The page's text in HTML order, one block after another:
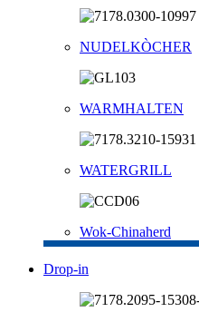
NUDELKÒCHER
WARMHALTEN
WATERGRILL
Wok-Chinaherd
Drop-in